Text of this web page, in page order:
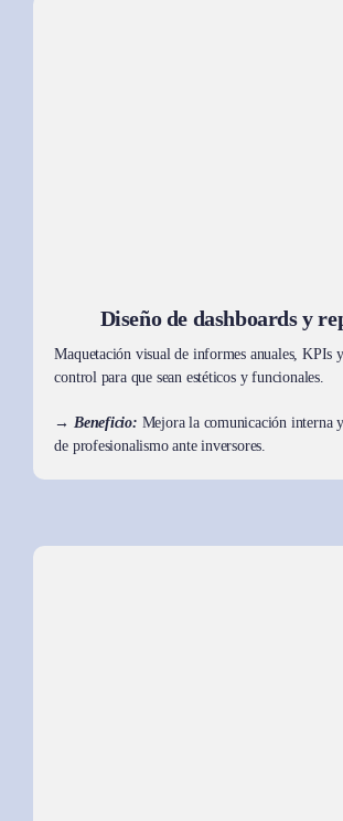
Diseño de dashboards y
Maquetación visual de informes anuales, KPIs
control para que sean estéticos y funcionales.
→ Beneficio: Mejora la comunicación interna
de profesionalismo ante inversores.